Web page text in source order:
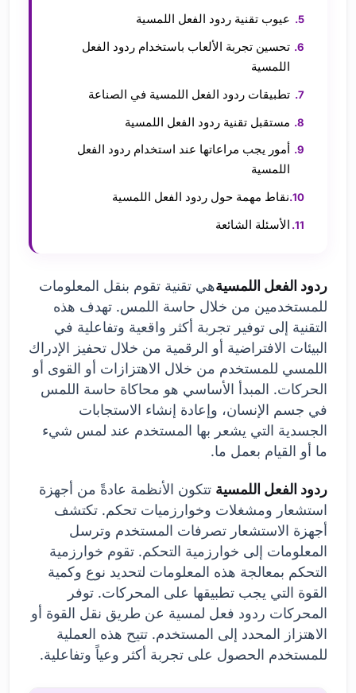
عيوب تقنية ردود الفعل اللمسية
تحسين تجربة الألعاب باستخدام ردود الفعل
اللمسية
تطبيقات ردود الفعل اللمسية في الصناعة
مستقبل تقنية ردود الفعل اللمسية
أمور يجب مراعاتها عند استخدام ردود الفعل
اللمسية
نقاط مهمة حول ردود الفعل اللمسية
الأسئلة الشائعة
ردود الفعل اللمسيةهي تقنية تقوم بنقل المعلومات
للمستخدمين من خلال حاسة اللمس. تهدف هذه
التقنية إلى توفير تجربة أكثر واقعية وتفاعلية في
البيئات الافتراضية أو الرقمية من خلال تحفيز الإدراك
اللمسي للمستخدم من خلال الاهتزازات أو القوى أو
الحركات. المبدأ الأساسي هو محاكاة حاسة اللمس
في جسم الإنسان، وإعادة إنشاء الاستجابات
الجسدية التي يشعر بها المستخدم عند لمس شيء
ما أو القيام بعمل ما.
ردود الفعل اللمسية تتكون الأنظمة عادةً من أجهزة
استشعار ومشغلات وخوارزميات تحكم. تكتشف
أجهزة الاستشعار تصرفات المستخدم وترسل
المعلومات إلى خوارزمية التحكم. تقوم خوارزمية
التحكم بمعالجة هذه المعلومات لتحديد نوع وكمية
القوة التي يجب تطبيقها على المحركات. توفر
المحركات ردود فعل لمسية عن طريق نقل القوة أو
الاهتزاز المحدد إلى المستخدم. تتيح هذه العملية
للمستخدم الحصول على تجربة أكثر وعياً وتفاعلية.